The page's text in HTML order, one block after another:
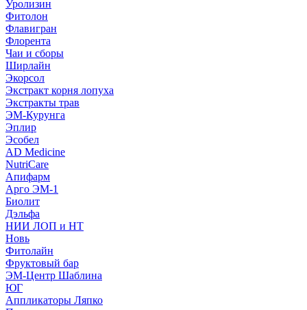
Уролизин
Фитолон
Флавигран
Флорента
Чаи и сборы
Ширлайн
Экорсол
Экстракт корня лопуха
Экстракты трав
ЭМ-Курунга
Эплир
Эсобел
AD Medicine
NutriCare
Апифарм
Арго ЭМ-1
Биолит
Дэльфа
НИИ ЛОП и НТ
Новь
Фитолайн
Фруктовый бар
ЭМ-Центр Шаблина
ЮГ
Аппликаторы Ляпко